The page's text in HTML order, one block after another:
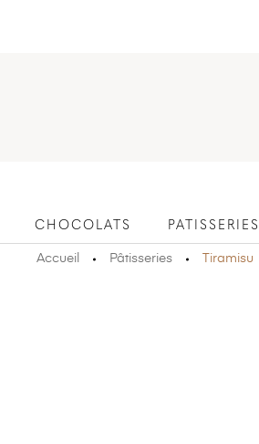
CHOCOLATS PATISSERIES
Accueil Pâtisseries Tiramisu